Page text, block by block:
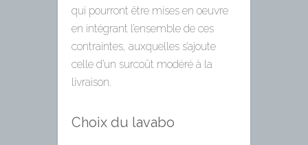
qui pourront être mises en oeuvre
en intégrant l’ensemble de ces
contraintes, auxquelles s’ajoute
celle d’un surcoût modéré à la
livraison.
Choix du lavabo